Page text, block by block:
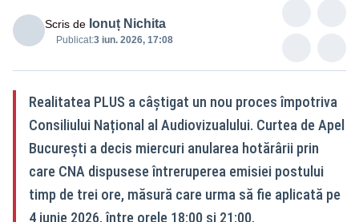
Scris de Ionuț Nichita
Publicat:3 iun. 2026, 17:08
Realitatea PLUS a câștigat un nou proces împotriva
Consiliului Național al Audiovizualului. Curtea de Apel
București a decis miercuri anularea hotărârii prin
care CNA dispusese întreruperea emisiei postului
timp de trei ore, măsură care urma să fie aplicată pe
4 iunie 2026, între orele 18:00 și 21:00.